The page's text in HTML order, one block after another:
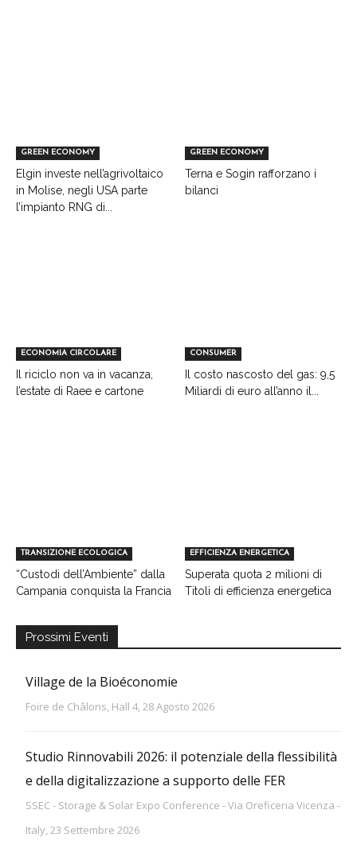
GREEN ECONOMY
Elgin investe nell’agrivoltaico
in Molise, negli USA parte
l’impianto RNG di...
GREEN ECONOMY
Terna e Sogin rafforzano i
bilanci
ECONOMIA CIRCOLARE
Il riciclo non va in vacanza,
l’estate di Raee e cartone
CONSUMER
Il costo nascosto del gas: 9,5
Miliardi di euro all’anno il...
TRANSIZIONE ECOLOGICA
“Custodi dell’Ambiente” dalla
Campania conquista la Francia
EFFICIENZA ENERGETICA
Superata quota 2 milioni di
Titoli di efficienza energetica
Prossimi Eventi
Village de la Bioéconomie
Foire de Châlons, Hall 4, 28 Agosto 2026
Studio Rinnovabili 2026: il potenziale della flessibilità
e della digitalizzazione a supporto delle FER
SSEC - Storage & Solar Expo Conference - Via Oreficeria Vicenza -
Italy, 23 Settembre 2026